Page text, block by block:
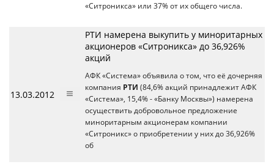
«Ситроникса» или 37% от их общего числа.
13.03.2012
РТИ намерена выкупить у миноритарных
акционеров «Ситроникса» до 36,926%
акций
АФК «Система» объявила о том, что её дочерняя
компания РТИ (84,6% акций принадлежит АФК
«Система», 15,4% - «Банку Москвы») намерена
осуществить добровольное предложение
миноритарным акционерам компании
«Ситроникс» о приобретении у них до 36,926%
об